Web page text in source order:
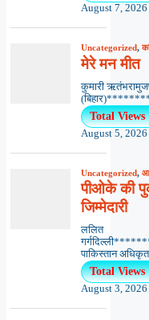
August 7, 2026
Uncategorized,
मेरे मन मीत
कुमारी
Total Views
August 5, 2026
Uncategorized,
पीओके की
जिम्मेदारी
ललित
पाकिस्तान
Total Views
August 3, 2026